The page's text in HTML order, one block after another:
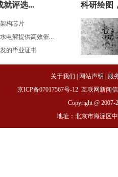
就评选...
构芯片
电解提供高效催...
的毕业证书
科研绘图
关于我们 网站声明
服
京ICP备07017567号-12 互联网新闻
Copyright @ 2007-
地址：北京市海淀区